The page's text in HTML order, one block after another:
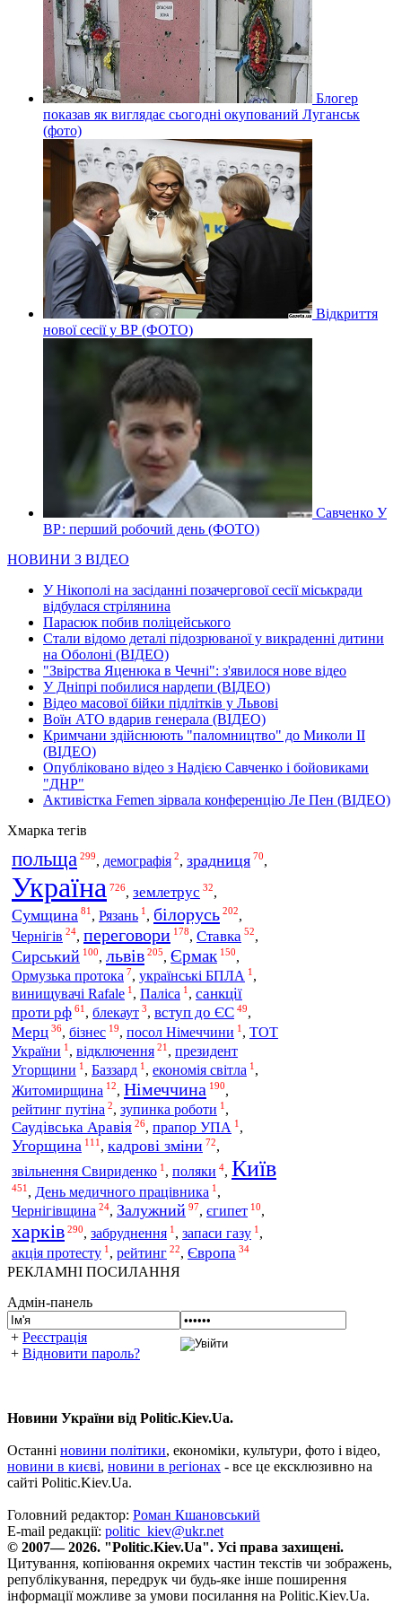
Блогер
показав як виглядає сьогодні окупований Луганськ
(фото)
Відкриття
нової сесії у ВР (ФОТО)
Савченко У
ВР: перший робочий день (ФОТО)
НОВИНИ З ВІДЕО
У Нікополі на засіданні позачергової сесії міськради
відбулася стрілянина
Парасюк побив поліцейського
Стали відомо деталі підозрюваної у викраденні дитини
на Оболоні (ВІДЕО)
"Звірства Яценюка в Чечні": з'явилося нове відео
У Дніпрі побилися нардепи (ВІДЕО)
Відео масової бійки підлітків у Львові
Воїн АТО вдарив генерала (ВІДЕО)
Кримчани здійснюють "паломництво" до Миколи ІІ
(ВІДЕО)
Опубліковано відео з Надією Савченко і бойовиками
"ДНР"
Активістка Femen зірвала конференцію Ле Пен (ВІДЕО)
Хмарка тегів
польща 299, демографія 2, зрадниця 70,
Україна 726, землетрус 32,
Сумщина 81 , Рязань 1 , білорусь 202,
Чернігів 24, переговори 178, Ставка 52,
Сирський 100, львів 205, Єрмак 150,
Ормузька протока 7, українські БПЛА 1 ,
винищувачі Rafale 1 , Паліса 1 , санкції
проти рф 61 , блекаут 3, вступ до ЄС 49,
Мерц 36, бізнес 19, посол Німеччини 1 , ТОТ
України 1 , відключення 21 , президент
Угорщини 1 , Баззард 1 , економія світла 1 ,
Житомирщина 12, Німеччина 190,
рейтинг путіна 2, зупинка роботи 1 ,
Саудівська Аравія 26, прапор УПА 1 ,
Угорщина 111 , кадрові зміни 72,
звільнення Свириденко 1 , поляки 4, Київ
451, День медичного працівника 1,
Чернігівщина 24, Залужний 97, єгипет 10,
харків 290, забруднення 1 , запаси газу 1 ,
акція протесту 1 , рейтинг 22, Європа 34
РЕКЛАМНІ ПОСИЛАННЯ
Адмін-панель
+ Реєстрація
+ Відновити пароль?
Новини України від Politic.Kiev.Ua.
Останні новини політики, економіки, культури, фото і відео,
новини в києві, новини в регіонах - все це ексклюзивно на
сайті Politic.Kiev.Ua.
Головний редактор: Роман Кшановський
E-mail редакції: politic_kiev@ukr.net
© 2007— 2026. "Politic.Kiev.Ua". Усі права захищені.
Цитування, копіювання окремих частин текстів чи зображень,
републікування, передрук чи будь-яке інше поширення
інформації можливе за умови посилання на Politic.Kiev.Ua.